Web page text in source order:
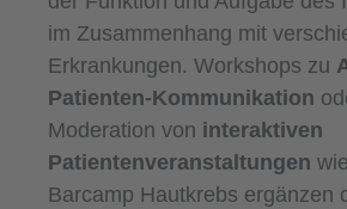
im Zusammenhang mit
Erkrankungen. Workshops zu
Patienten-Kommunikation
Moderation von interaktiven
Patientenveranstaltungen
Barcamp Hautkrebs ergänzen